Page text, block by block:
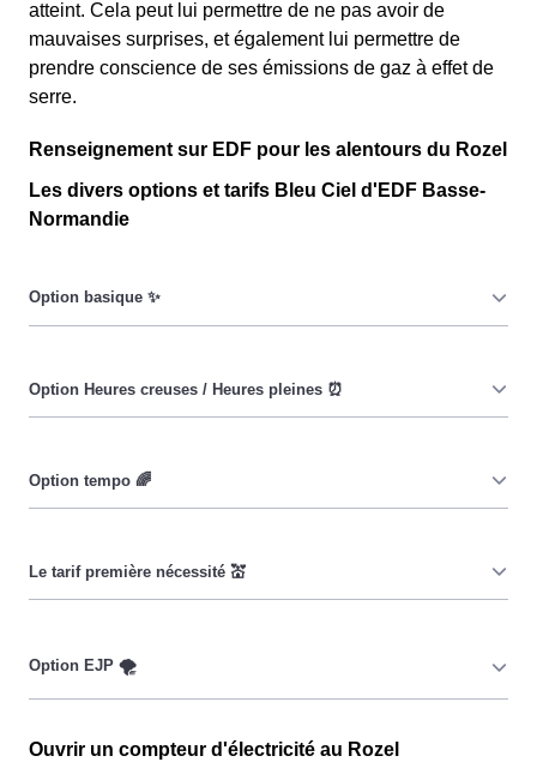
atteint. Cela peut lui permettre de ne pas avoir de
mauvaises surprises, et également lui permettre de
prendre conscience de ses émissions de gaz à effet de
serre.
Renseignement sur EDF pour les alentours du Rozel
Les divers options et tarifs Bleu Ciel d'EDF Basse-
Normandie
date, ni de l'heure, que ce soit en au Rozel ou ailleurs.
💡
au Rozel est réduit. ⚡
Rozelais à réduire leur consommation pendant 65 jours
par an, lorsque le prix du kiloWatt est plus élevé. 💡🔋
pour les consommateurs Rozelais couverts par la CMU,
permettant ainsi de réduire sa facture d'électricité en
uniquement les clients Rozelais qui l'avaient choisie
Ouvrir un compteur d'électricité au Rozel